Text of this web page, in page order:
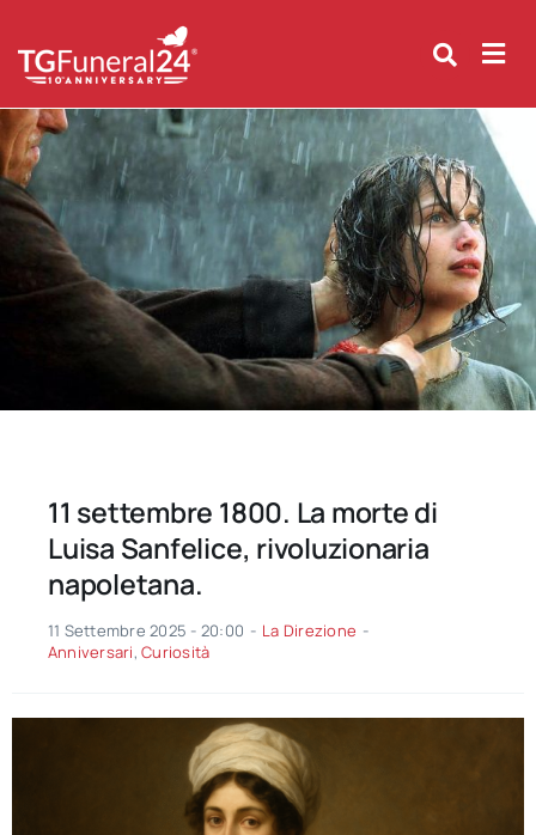
content
11 settembre 1800. La morte di
Luisa Sanfelice, rivoluzionaria
napoletana.
11 Settembre 2025 - 20:00 - La Direzione -
Anniversari,Curiosità